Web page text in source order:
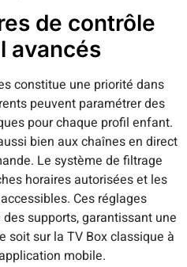
de contrôle
avancés
constitue une priorité dans
peuvent paramétrer des
pour chaque profil enfant.
bien aux chaînes en direct
Le système de filtrage
horaires autorisées et les
Ces réglages
supports, garantissant une
soit sur la TV Box classique à
mobile.